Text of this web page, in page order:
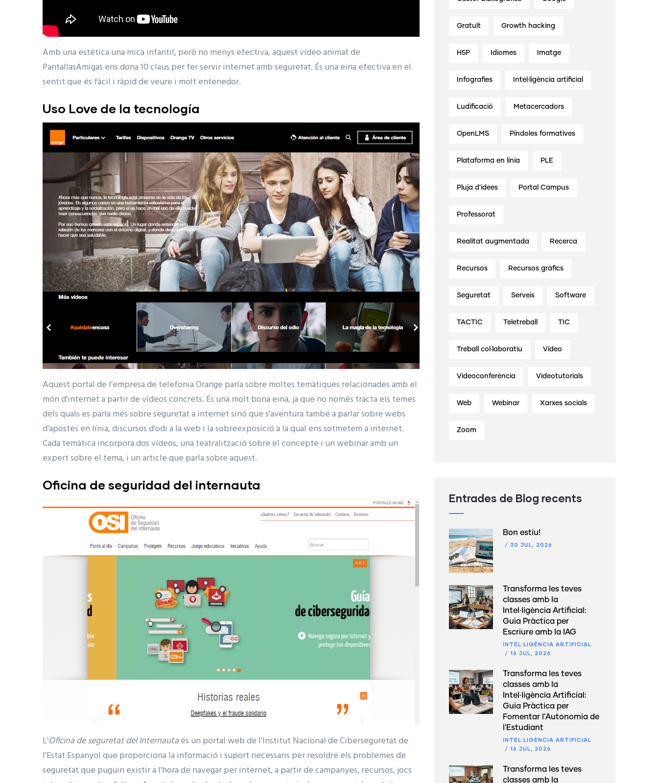
Amb una estètica una mica infantil, però no menys efectiva, aquest vídeo animat de
PantallasAmigas ens dona 10 claus per fer servir internet amb seguretat. És una eina efectiva en el
sentit que és fàcil i ràpid de veure i molt entenedor.
Uso Love de la tecnología
Aquest portal de l'empresa de telefonia Orange parla sobre moltes temàtiques relacionades amb el
món d'internet a partir de vídeos concrets. És una molt bona eina, ja que no només tracta els temes
dels quals es parla més sobre seguretat a internet sinó que s'aventura també a parlar sobre webs
d'apostes en línia, discursos d'odi a la web i la sobreexposició a la qual ens sotmetem a internet.
Cada temàtica incorpora dos vídeos, una teatralització sobre el concepte i un webinar amb un
expert sobre el tema, i un article que parla sobre aquest.
Oficina de seguridad del internauta
L'Oficina de seguretat del Internautaés un portal web de l'Institut Nacional de Ciberseguretat de
l'Estat Espanyol que proporciona la informació i suport necessaris per resoldre els problemes de
seguretat que puguin existir a l'hora de navegar per internet, a partir de campanyes, recursos, jocs
Gratuït Growth hacking
H5P Idiomes Imatge
Infografies Intel·ligència artificial
Ludificació Metacercadors
OpenLMS Píndoles formatives
Plataforma en línia PLE
Pluja d'idees Portal Campus
Professorat
Realitat augmentada Recerca
Recursos Recursos gràfics
Seguretat Serveis Software
TACTIC Teletreball TIC
Treball col·laboratiu Vídeo
Videoconferència Videotutorials
Web Webinar Xarxes socials
Zoom
Entrades de Blog recents
Bon estiu!
/ 30 JUL, 2026
Transforma les teves
classes amb la
Intel·ligència Artificial:
Guia Pràctica per
Escriure amb la IAG
INTEL·LIGÈNCIA ARTIFICIAL
/ 16 JUL, 2026
Transforma les teves
classes amb la
Intel·ligència Artificial:
Guia Pràctica per
Fomentar l'Autonomia de
l'Estudiant
INTEL·LIGÈNCIA ARTIFICIAL
/ 16 JUL, 2026
Transforma les teves
classes amb la